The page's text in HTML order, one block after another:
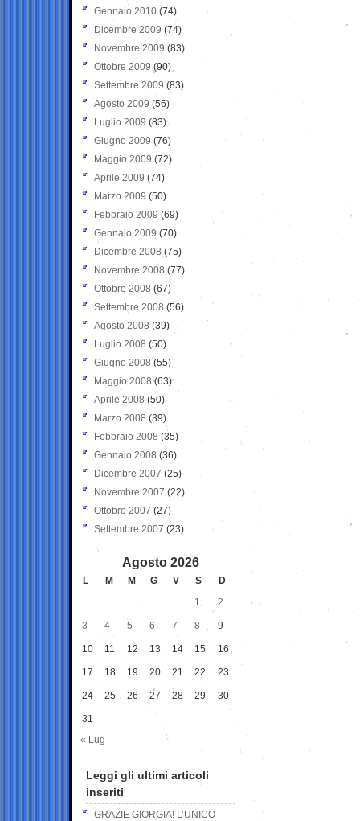
Gennaio 2010 (74)
Dicembre 2009 (74)
Novembre 2009 (83)
Ottobre 2009 (90)
Settembre 2009 (83)
Agosto 2009 (56)
Luglio 2009 (83)
Giugno 2009 (76)
Maggio 2009 (72)
Aprile 2009 (74)
Marzo 2009 (50)
Febbraio 2009 (69)
Gennaio 2009 (70)
Dicembre 2008 (75)
Novembre 2008 (77)
Ottobre 2008 (67)
Settembre 2008 (56)
Agosto 2008 (39)
Luglio 2008 (50)
Giugno 2008 (55)
Maggio 2008(63)
Aprile 2008 (50)
Marzo 2008 (39)
Febbraio 2008 (35)
Gennaio 2008 (36)
Dicembre 2007 (25)
Novembre 2007 (22)
Ottobre 2007 (27)
Settembre 2007 (23)
Agosto 2026
L M M G V S
D
1
2
3 4 5 6 7 8 9
10 11 12 13 14 15 16
17 18 19 20 21 22 23
24 25 26 27 28 29 30
31
« Lug
Leggi gli ultimi articoli
inseriti
GRAZIE GIORGIA! L’UNICO